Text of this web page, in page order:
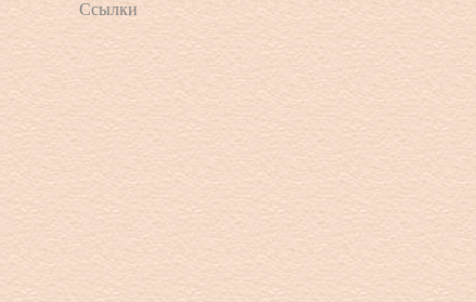
Ссылки